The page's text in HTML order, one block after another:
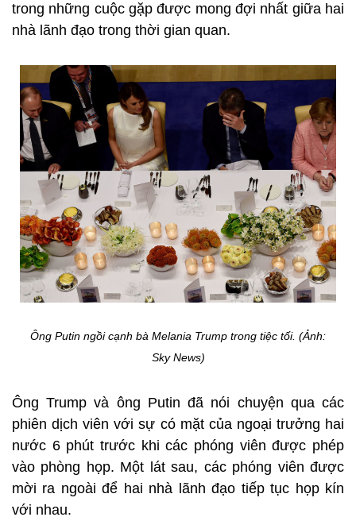
trong những cuộc gặp được mong đợi nhất giữa hai
nhà lãnh đạo trong thời gian quan.
Ông Putin ngồi cạnh bà Melania Trump trong tiệc tối. (Ảnh:
Sky News)
Ông Trump và ông Putin đã nói chuyện qua các
phiên dịch viên với sự có mặt của ngoại trưởng hai
nước 6 phút trước khi các phóng viên được phép
vào phòng họp. Một lát sau, các phóng viên được
mời ra ngoài để hai nhà lãnh đạo tiếp tục họp kín
với nhau.